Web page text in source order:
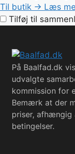
Til butik → Læs
Tilføj til
På Baalfad.dk
udvalgte
kommission for
Bemærk at der
priser, afhængig
betingelser.